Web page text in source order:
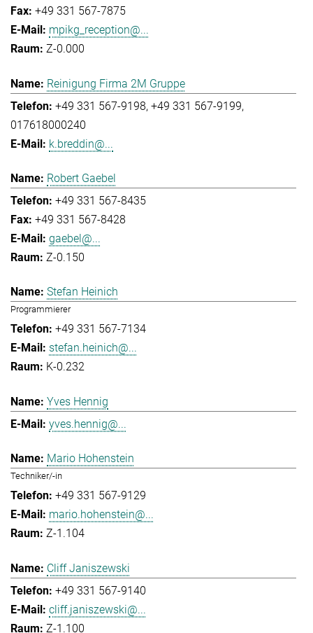
+49 331 567-7875
mpikg_reception@...
Z-0.000
Reinigung Firma 2M Gruppe
+49 331 567-9198 +49 331 567-9199
017618000240
k.breddin@...
Robert Gaebel
+49 331 567-8435
+49 331 567-8428
gaebel@...
Z-0.150
Stefan Heinich
Programmierer
+49 331 567-7134
stefan.heinich@...
K-0.232
Yves Hennig
yves.hennig@...
Mario Hohenstein
Techniker/-in
+49 331 567-9129
mario.hohenstein@...
Z-1.104
Cliff Janiszewski
+49 331 567-9140
cliff.janiszewski@...
Z-1.100